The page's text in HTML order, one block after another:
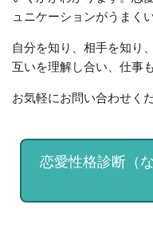
ュニケーションがうまく
自分を知り、相手を知り
互いを理解し合い、仕事
お気軽にお問い合わせくだ
恋愛性格診断（